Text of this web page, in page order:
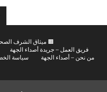
🟫 ميثاق الشرف
فريق العمل – جريدة أصداء الجهة
من نحن – أصداء الجهة
سياسة